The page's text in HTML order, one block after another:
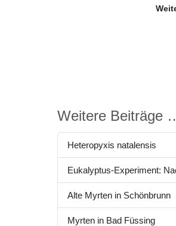
Weitere Beiträge
Heteropyxis natalensis
Eukalyptus-Experiment:
Alte Myrten in Schönbrunn
Myrten in Bad Füssing